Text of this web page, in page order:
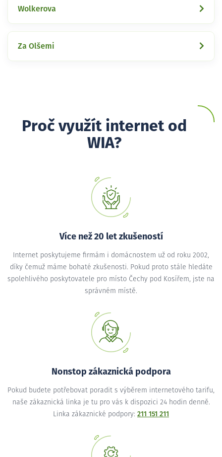
Wolkerova
Za Olšemi
Proč využít internet od
WIA?
Více než 20 let zkušeností
Internet poskytujeme firmám i domácnostem už od roku 2002,
díky čemuž máme bohaté zkušenosti. Pokud proto stále hledáte
spolehlivého poskytovatele pro místo Čechy pod Kosířem, jste na
správném místě.
Nonstop zákaznická podpora
Pokud budete potřebovat poradit s výběrem internetového tarifu,
naše zákaznická linka je tu pro vás k dispozici 24 hodin denně.
Linka zákaznické podpory: 211 151 211